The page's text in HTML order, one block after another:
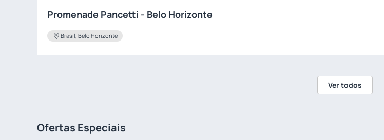
Promenade Pancetti - Belo Horizonte
Brasil, Belo Horizonte
Ver todos
Ofertas Especiais